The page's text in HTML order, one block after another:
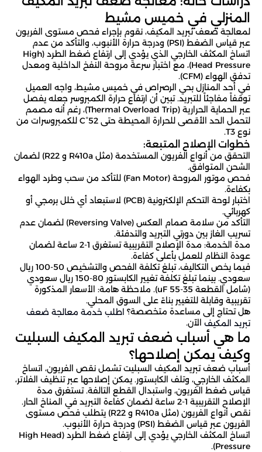
المنزلي في خميس مشيط
لمعالجة ضعف تبريد المكيف، نقوم بإجراء فحص مستوى الفريون
عبر قياس الضغط (PSI) ودرجة حرارة الأنبوب، والتأكد من عدم
اتساخ المكثف الخارجي الذي يؤدي إلى ارتفاع ضغط الطرد (High
Head Pressure)، مع اختبار سرعة مروحة النفخ الداخلية ومعدل
تدفق الهواء (CFM).
في أحد المنازل بحي الرصراص في خميس مشيط، واجه العميل
توقفاً مفاجئاً للتبريد. تبين أن ارتفاع حرارة الكمبروسر جعله يفصل
عبر الحماية الحرارية (Thermal Overload Trip)، رغم أنه مصمم
لتحمل الحد الأقصى للحرارة المحيطة حتى 52°C للكمبروسرات من
نوع T3.
خطوات الإصلاح المتبعة:
التحقق من أنواع الفريون المستخدمة (مثل R410a و R22) لضمان
الشحن المتوافق.
فحص موتور المروحة (Fan Motor) للتأكد من سحب وطرد الهواء
بكفاءة.
اختبار لوحة التحكم الإلكترونية (PCB) لاستبعاد أي خلل برمجي أو
كهربائي.
التأكد من سلامة صمام العكس (Reversing Valve) لضمان عدم
تسريب الغاز بين دورتي التبريد والتدفئة.
مدة الخدمة: مدة الإصلاح التقريبية تستغرق 1-2 ساعة لضمان
عودة النظام للعمل بأعلى كفاءة.
فيما يخص التكاليف، تبلغ تكلفة الفحص والتشخيص 50-100 ريال
سعودي. بينما تبلغ تكلفة تغيير الكابستور 80-150 ريال سعودي
(شامل القطعة 35-55 uF). ملاحظة هامة: الأسعار المذكورة
تقريبية وقابلة للتغيير بناءً على السوق المحلي.
هل تحتاج إلى مساعدة متخصصة؟اطلب خدمة معالجة ضعف
تبريد المكيفالآن.
ما هي أسباب ضعف تبريد المكيف السبليت
وكيف يمكن إصلاحها؟
أسباب ضعف تبريد المكيف السبليت تشمل نقص الفريون، اتساخ
المكثف الخارجي، وتلف الكابستور. يمكن إصلاحها عبر تنظيف الفلاتر،
قياس ضغط الفريون، واستبدال القطع التالفة. تستغرق مدة
الإصلاح التقريبية 1-2 ساعة لضمان كفاءة التبريد في المناخ الحار.
نقص أنواع الفريون (مثل R410a و R22) يتطلب فحص مستوى
الفريون عبر قياس الضغط (PSI) ودرجة حرارة الأنبوب.
اتساخ المكثف الخارجي يؤدي إلى ارتفاع ضغط الطرد (High Head
Pressure).